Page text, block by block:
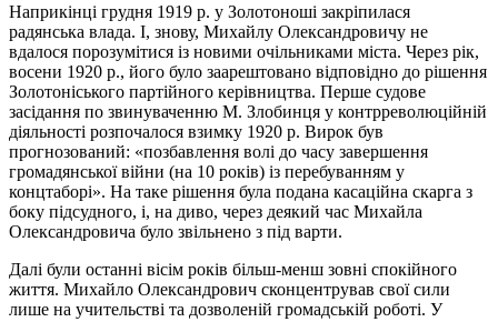
Наприкінці грудня 1919 р. у Золотоноші закріпилася
радянська влада. І, знову, Михайлу Олександровичу не
вдалося порозумітися із новими очільниками міста. Через рік,
восени 1920 р., його було заарештовано відповідно до рішення
Золотоніського партійного керівництва. Перше судове
засідання по звинуваченню М. Злобинця у контрреволюційній
діяльності розпочалося взимку 1920 р. Вирок був
прогнозований: «позбавлення волі до часу завершення
громадянської війни (на 10 років) із перебуванням у
концтаборі». На таке рішення була подана касаційна скарга з
боку підсудного, і, на диво, через деякий час Михайла
Олександровича було звільнено з під варти.
Далі були останні вісім років більш-менш зовні спокійного
життя. Михайло Олександрович сконцентрував свої сили
лише на учительстві та дозволеній громадській роботі. У